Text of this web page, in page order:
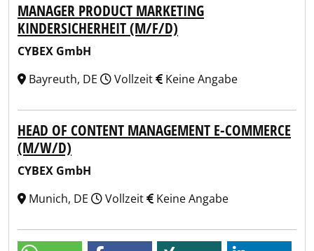
MANAGER PRODUCT MARKETING
KINDERSICHERHEIT (M/F/D)
CYBEX GmbH
Bayreuth, DE
Vollzeit Keine Angabe
HEAD OF CONTENT MANAGEMENT E-COMMERCE
(M/W/D)
CYBEX GmbH
Munich, DE
Vollzeit Keine Angabe